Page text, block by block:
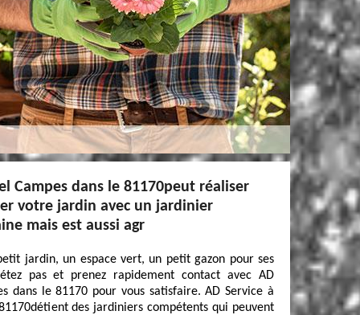
Campes dans le 81170peut réaliser
votre jardin avec un jardinier
mais est aussi agr
jardin, un espace vert, un petit gazon pour ses
pas et prenez rapidement contact avec AD
dans le 81170 pour vous satisfaire. AD Service à
des jardiniers compétents qui peuvent